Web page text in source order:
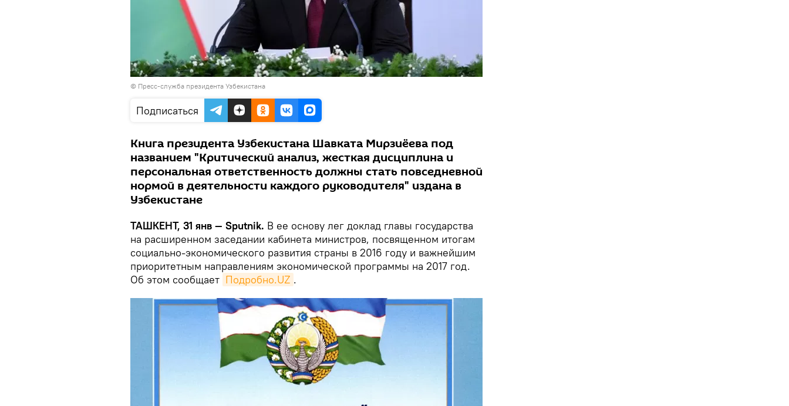
© Пресс-служба президента Узбекистана
Подписаться
Книга президента Узбекистана Шавката Мирзиёева под
названием "Критический анализ, жесткая дисциплина и
персональная ответственность должны стать повседневной
нормой в деятельности каждого руководителя" издана в
Узбекистане
ТАШКЕНТ, 31 янв — Sputnik. В ее основу лег доклад главы государства
на расширенном заседании кабинета министров, посвященном итогам
социально-экономического развития страны в 2016 году и важнейшим
приоритетным направлениям экономической программы на 2017 год.
Об этом сообщает Подробно.UZ .